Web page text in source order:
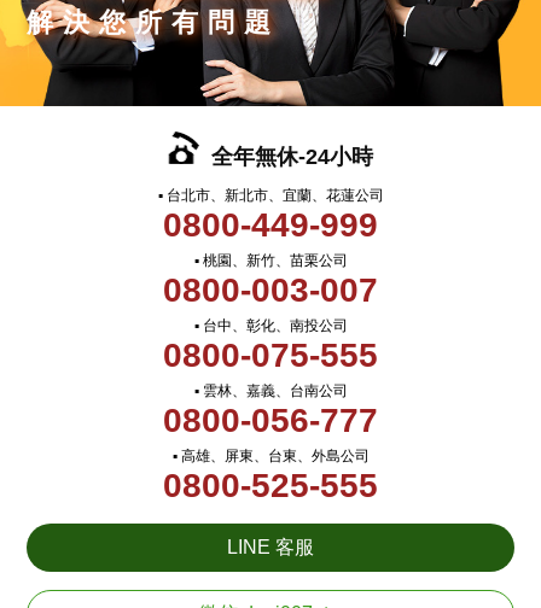
解決您所有問題
全年無休-24小時
▪ 台北市、新北市、宜蘭、花蓮公司
0800-449-999
▪ 桃園、新竹、苗栗公司
0800-003-007
▪ 台中、彰化、南投公司
0800-075-555
▪ 雲林、嘉義、台南公司
0800-056-777
▪ 高雄、屏東、台東、外島公司
0800-525-555
LINE 客服